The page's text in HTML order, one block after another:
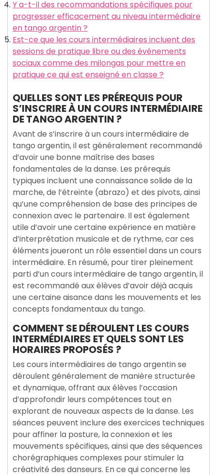
Y a-t-il des recommandations spécifiques pour
progresser efficacement au niveau intermédiaire
en tango argentin ?
Est-ce que les cours intermédiaires incluent des
sessions de pratique libre ou des événements
sociaux comme des milongas pour mettre en
pratique ce qui est enseigné en classe ?
QUELLES SONT LES PRÉREQUIS POUR
S’INSCRIRE À UN COURS INTERMÉDIAIRE
DE TANGO ARGENTIN ?
Avant de s’inscrire à un cours intermédiaire de
tango argentin, il est généralement recommandé
d’avoir une bonne maîtrise des bases
fondamentales de la danse. Les prérequis
typiques incluent une connaissance solide de la
marche, de l’étreinte (abrazo) et des pivots, ainsi
qu’une compréhension de base des principes de
connexion avec le partenaire. Il est également
utile d’avoir une certaine expérience en matière
d’interprétation musicale et de rythme, car ces
éléments joueront un rôle essentiel dans un cours
intermédiaire. En résumé, pour tirer pleinement
parti d’un cours intermédiaire de tango argentin, il
est recommandé aux élèves d’avoir déjà acquis
une certaine aisance dans les mouvements et les
concepts fondamentaux du tango.
COMMENT SE DÉROULENT LES COURS
INTERMÉDIAIRES ET QUELS SONT LES
HORAIRES PROPOSÉS ?
Les cours intermédiaires de tango argentin se
déroulent généralement de manière structurée
et dynamique, offrant aux élèves l’occasion
d’approfondir leurs compétences tout en
explorant de nouveaux aspects de la danse. Les
séances peuvent inclure des exercices techniques
pour affiner la posture, la connexion et les
mouvements spécifiques, ainsi que des séquences
chorégraphiques complexes pour stimuler la
créativité des danseurs. En ce qui concerne les